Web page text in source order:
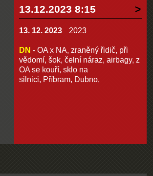
13.12.2023 8:15
13. 12. 2023 2023
DN - OA x NA, zraněný řidič, při
vědomí, šok, čelní náraz, airbagy, z
OA se kouří, sklo na
silnici, Příbram, Dubno,